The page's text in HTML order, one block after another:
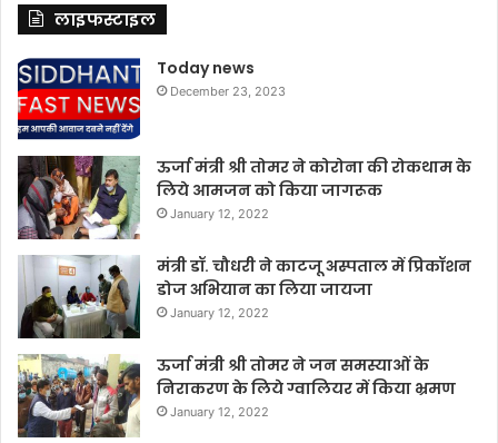
लाइफस्टाइल
Today news
December 23, 2023
ऊर्जा मंत्री श्री तोमर ने कोरोना की रोकथाम के
लिये आमजन को किया जागरूक
January 12, 2022
मंत्री डॉ. चौधरी ने काटजू अस्पताल में प्रिकॉशन
डोज अभियान का लिया जायजा
January 12, 2022
ऊर्जा मंत्री श्री तोमर ने जन समस्याओं के
निराकरण के लिये ग्वालियर में किया भ्रमण
January 12, 2022